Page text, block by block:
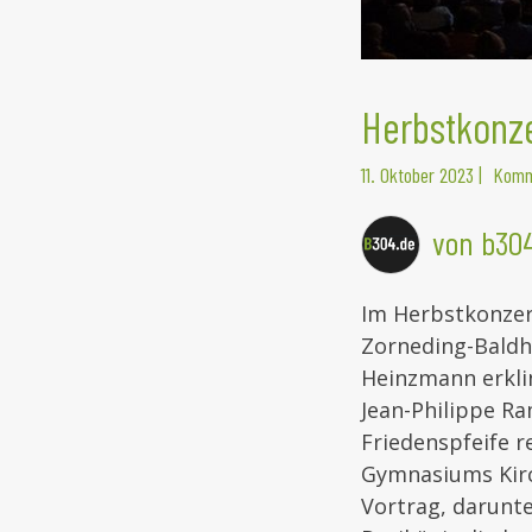
11. Oktober 2023 |
von
Im
Zorneding-
Heinzmann
Jean-Philippe
Friedenspfeife
Gymnasiums
Vortrag,